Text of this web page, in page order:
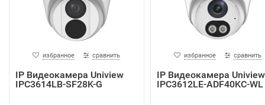
избранное сравнить
IP Видеокамера Uniview
IPC3614LB-SF28K-G
избранное сравнить
IP Видеокамера Uniview
IPC3612LE-ADF40KC-WL